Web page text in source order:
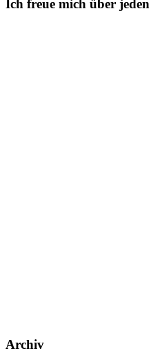
Ich freue mich über
Archiv